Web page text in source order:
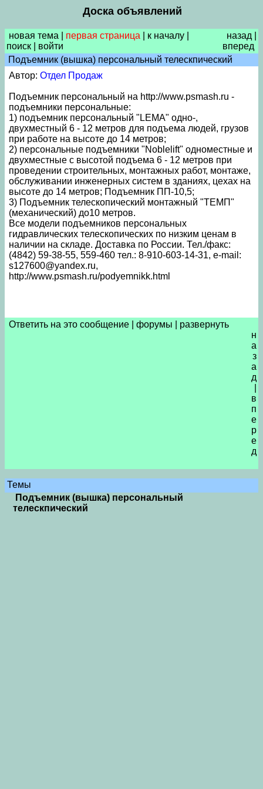
Доска объявлений
новая тема первая страница к началу
поиск
войти
назад
вперед
Подъемник (вышка) персональный телескпический
Автор: Отдел Продаж
Подъемник персональный на http://www.psmash.ru -
подъемники персональные:
1) подъемник персональный "LEMA" одно-,
двухместный 6 - 12 метров для подъема людей, грузов
при работе на высоте до 14 метров;
2) персональные подъемники "Noblelift" одноместные и
двухместные с высотой подъема 6 - 12 метров при
проведении строительных, монтажных работ, монтаже,
обслуживании инженерных систем в зданиях, цехах на
высоте до 14 метров; Подъемник ПП-10,5;
3) Подъемник телескопический монтажный "ТЕМП"
(механический) до10 метров.
Все модели подъемников персональных
гидравлических телескопических по низким ценам в
наличии на складе. Доставка по России. Тел./факс:
(4842) 59-38-55, 559-460 тел.: 8-910-603-14-31, e-mail:
s127600@yandex.ru,
http://www.psmash.ru/podyemnikk.html
Ответить на это сообщение форумы
развернуть
н
а
з
а
д
в
п
е
р
е
д
Темы
Подъемник (вышка) персональный
телескпический